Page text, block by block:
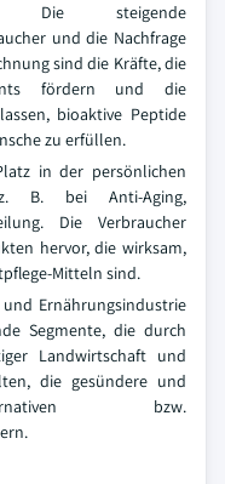
Die steigende
und die Nachfrage
sind die Kräfte, die
fördern und die
bioaktive Peptide
zu erfüllen.
in der persönlichen
B. bei Anti-Aging,
Die Verbraucher
hervor, die wirksam,
Mitteln sind.
Ernährungsindustrie
Segmente, die durch
Landwirtschaft und
die gesündere und
bzw.